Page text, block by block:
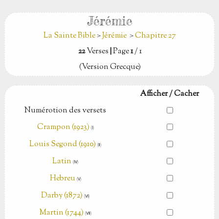
Jérémie
La Sainte Bible>Jérémie >Chapitre 27
22Verses|Page1/ 1
(Version Grecque)
Afficher / Cacher
Numérotion des versets
Crampon (1923) (Ⅰ)
Louis Segond (1910) (Ⅱ)
Latin (Ⅳ)
Hebreu (Ⅴ)
Darby (1872) (Ⅵ)
Martin (1744) (Ⅶ)